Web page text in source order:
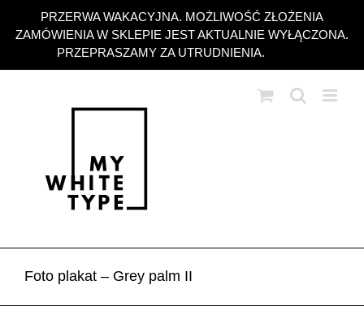
PRZERWA WAKACYJNA. MOŻLIWOŚĆ ZŁOŻENIA
ZAMÓWIENIA W SKLEPIE JEST AKTUALNIE WYŁĄCZONA.
PRZEPRASZAMY ZA UTRUDNIENIA.
zawartości
Foto plakat – Grey palm II